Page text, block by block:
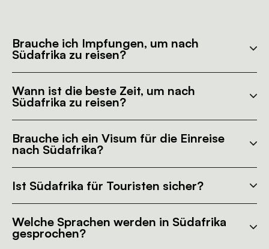
Brauche ich Impfungen, um nach
Südafrika zu reisen?
Wann ist die beste Zeit, um nach
Südafrika zu reisen?
Brauche ich ein Visum für die Einreise
nach Südafrika?
Ist Südafrika für Touristen sicher?
Welche Sprachen werden in Südafrika
gesprochen?